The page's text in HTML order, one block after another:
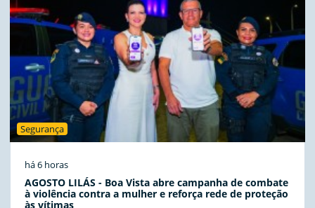
Segurança
há 6 horas
AGOSTO LILÁS - Boa Vista abre campanha de combate
à violência contra a mulher e reforça rede de proteção
às vítimas